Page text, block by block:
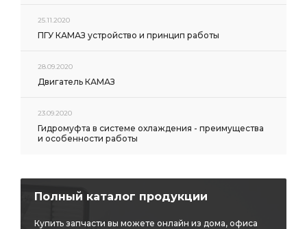
25.11.2020
ПГУ КАМАЗ устройство и принцип работы
28.09.2020
Двигатель КАМАЗ
23.09.2020
Гидромуфта в системе охлаждения - преимущества
и особенности работы
Полный каталог продукции
Купить запчасти вы можете онлайн из дома, офиса